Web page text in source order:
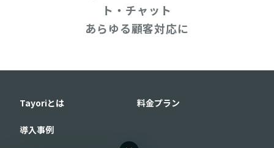
ト・チャット
あらゆる顧客対応に
Tayoriとは 料金プラン
導入事例